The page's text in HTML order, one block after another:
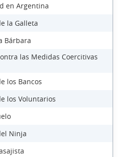
en Argentina
la Galleta
Bárbara
las Medidas Coercitivas
los Bancos
los Voluntarios
Ninja